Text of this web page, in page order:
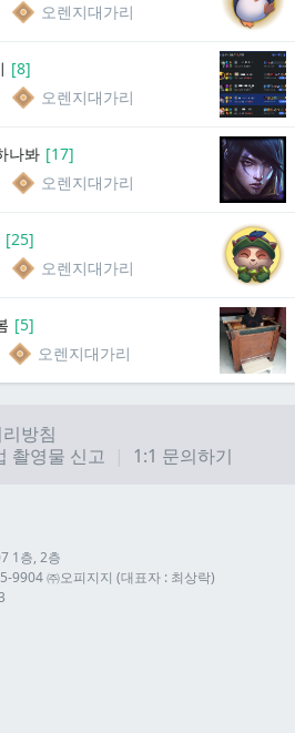
오렌지대가리
[8]
오렌지대가리
나봐 [17]
오렌지대가리
[25]
오렌지대가리
[5]
오렌지대가리
방침
촬영물 신고 1:1 문의하기
1층, 2층
9904 ㈜오피지지 (대표자 : 최상락)